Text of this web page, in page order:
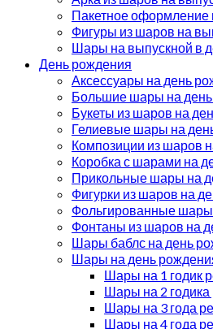
Пакетное оформление
Фигуры из шаров на
Шары на выпускной в
День рождения
Аксессуары на день
Большие шары на
Букеты из шаров на
Гелиевые шары на
Композиции из шаров
Коробка с шарами на
Прикольные шары на
Фигурки из шаров на
Фольгированные
Фонтаны из шаров на
Шары баблс на день
Шары на день
Шары на 1 годик
Шары на 2 годика
Шары на 3 года
Шары на 4 года